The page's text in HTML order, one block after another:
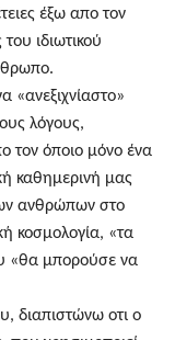
έξω απο τον
ιδιωτικού
«ανεξιχνίαστο»
λόγους,
τον όποιο μόνο ένα
καθημερινή μας
ανθρώπων στο
κοσμολογία, «τα
«θα μπορούσε να
διαπιστώνω οτι ο